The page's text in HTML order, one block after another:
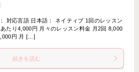
対応言語 日本語： ネイティブ 1回のレッスン
たり4,000円 月々のレッスン料金 月2回 8,000
円 月 […]
続きを読む